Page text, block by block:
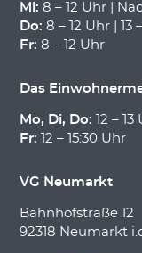
Mi: 8 – 12 Uhr |
Do: 8 – 12 Uhr | 13
Fr: 8 – 12 Uhr
Das
Mo, Di, Do: 12 – 13
Fr: 12 – 15:30 Uhr
VG Neumarkt
Bahnhofstraße 12
92318 Neumarkt